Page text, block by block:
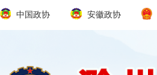
中国政协 安徽政协